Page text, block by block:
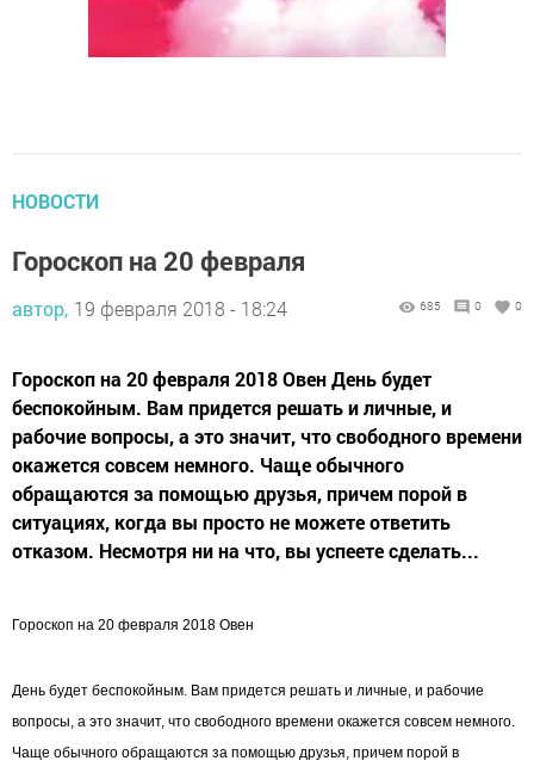
НОВОСТИ
Гороскоп на 20 февраля
автор, 19 февраля 2018 - 18:24 685 0 0
Гороскоп на 20 февраля 2018 Овен День будет
беспокойным. Вам придется решать и личные, и
рабочие вопросы, а это значит, что свободного времени
окажется совсем немного. Чаще обычного
обращаются за помощью друзья, причем порой в
ситуациях, когда вы просто не можете ответить
отказом. Несмотря ни на что, вы успеете сделать...
Гороскоп на 20 февраля 2018 Овен
День будет беспокойным. Вам придется решать и личные, и рабочие
вопросы, а это значит, что свободного времени окажется совсем немного.
Чаще обычного обращаются за помощью друзья, причем порой в